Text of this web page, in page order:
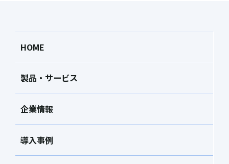
HOME
製品・サービス
企業情報
導入事例